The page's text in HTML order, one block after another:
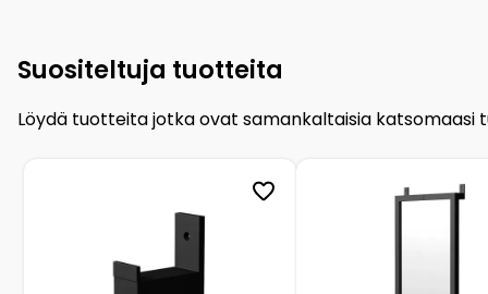
Suositeltuja tuotteita
Löydä tuotteita jotka ovat samankaltaisia katsomaasi